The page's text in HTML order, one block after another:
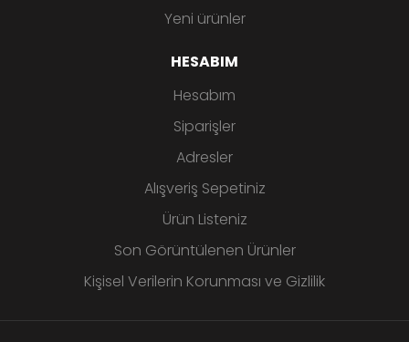
Yeni ürünler
HESABIM
Hesabım
Siparişler
Adresler
Alışveriş Sepetiniz
Ürün Listeniz
Son Görüntülenen Ürünler
Kişisel Verilerin Korunması ve Gizlilik